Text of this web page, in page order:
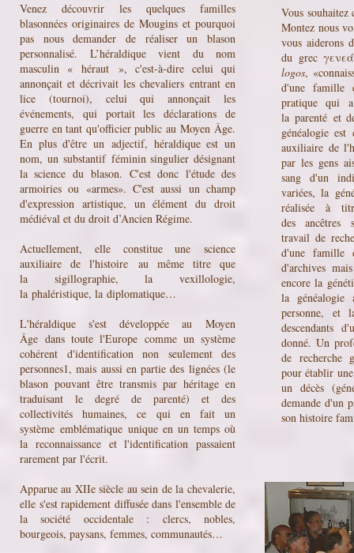
Venez découvrir les quelques familles
blasonnées originaires de Mougins et pourquoi
pas nous demander de réaliser un blason
personnalisé. L’héraldique vient du nom
masculin «héraut », c'est-à-dire celui qui
annonçait et décrivait leschevaliers entrant en
lice (tournoi), celui qui annonçait les
événements, qui portait les déclarations de
guerre en tant qu'officier public auMoyen Âge.
En plus d'être un adjectif, héraldique est un
nom, unsubstantifféminin singulier désignant
la science dublason. C'est donc l'étude des
armoiries ou «armes». C'est aussi un champ
d'expression artistique, un élément du droit
médiéval et du droit d’Ancien Régime.
Actuellement, elle constitue une science
auxiliaire de l'histoire au même titre que
la sigillographie, la vexillologie,
la phaléristique, la diplomatique…
L'héraldique s'est développée au Moyen
Âge dans toute l'Europe comme un système
cohérent d'identification non seulement des
personnes1, mais aussi en partie des lignées (le
blason pouvant être transmis par héritage en
traduisant le degré de parenté) et des
collectivités humaines, ce qui en fait un
système emblématique unique en un temps où
la reconnaissance et l'identification passaient
rarement par l'écrit.
Apparue au XIIe siècleau sein de la chevalerie,
elle s'est rapidement diffusée dans l'ensemble de
la société occidentale : clercs, nobles,
bourgeois, paysans, femmes, communautés…
Vous souhaitez
Montez nous
vous aiderons
du grecγενεά
logos,
d'une famille
pratique qui
laparenté et
généalogie
auxiliaire de
par les gens
sang d'un
variées, la
réalisée à
desancêtres
travail de
d'une famille
d'archives
encore la
la généalogie
personne, et
descendants
donné. Un
de recherche
pour établir
un décès
demande d'un
son histoire